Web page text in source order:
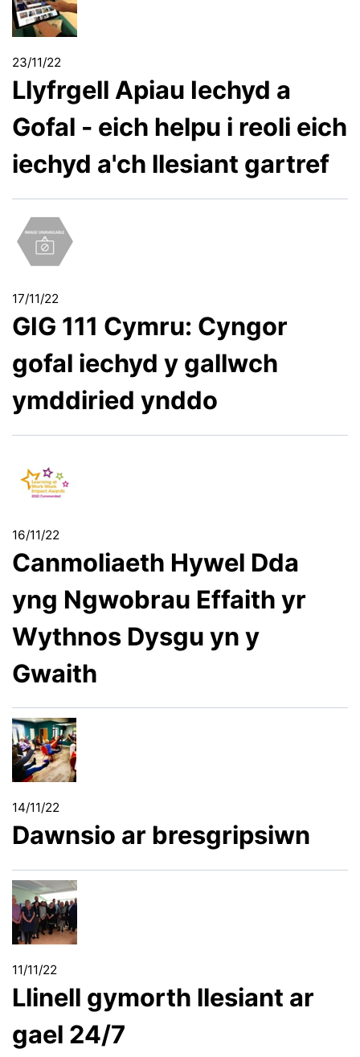
23/11/22
Llyfrgell Apiau Iechyd a
Gofal - eich helpu i reoli eich
iechyd a'ch llesiant gartref
17/11/22
GIG 111 Cymru: Cyngor
gofal iechyd y gallwch
ymddiried ynddo
16/11/22
Canmoliaeth Hywel Dda
yng Ngwobrau Effaith yr
Wythnos Dysgu yn y
Gwaith
14/11/22
Dawnsio ar bresgripsiwn
11/11/22
Llinell gymorth llesiant ar
gael 24/7